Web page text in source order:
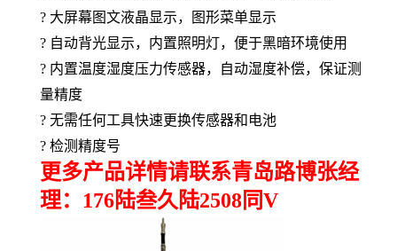
? 大屏幕图文液晶显示，图形菜单显示
? 自动背光显示，内置照明灯，便于黑暗环境使用
? 内置温度湿度压力传感器，自动湿度补偿，保证测
量精度
? 无需任何工具快速更换传感器和电池
? 检测精度号
更多产品详情请联系青岛路博张经
理：176陆叁久陆2508同V